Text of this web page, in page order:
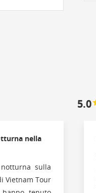
5.0
nella
sulla
Vietnam Tour